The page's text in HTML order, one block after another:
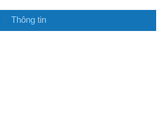
Thông tin